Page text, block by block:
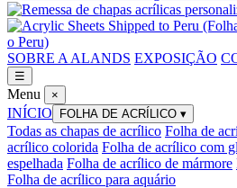
SOBRE A ALANDS EXPOSIÇÃO
☰
Menu ×
INÍCIO FOLHA DE ACRÍLICO ▾
Todas as chapas de acrílico Folha de
acrílico colorida Folha de acrílico com
espelhada Folha de acrílico de mármore
Folha de acrílico para aquário